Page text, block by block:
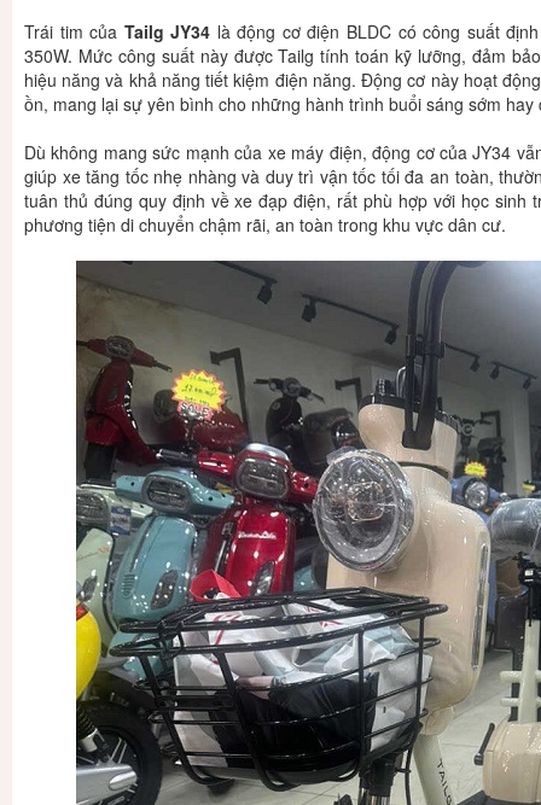
Trái tim của Tailg JY34 là động cơ điện BLDC có công suất
350W. Mức công suất này được Tailg tính toán kỹ lưỡng, đảm
hiệu năng và khả năng tiết kiệm điện năng. Động cơ này hoạt
ồn, mang lại sự yên bình cho những hành trình buổi sáng sớm hay
Dù không mang sức mạnh của xe máy điện, động cơ của JY34
giúp xe tăng tốc nhẹ nhàng và duy trì vận tốc tối đa an toàn,
tuân thủ đúng quy định về xe đạp điện, rất phù hợp với học sinh
phương tiện di chuyển chậm rãi, an toàn trong khu vực dân cư.